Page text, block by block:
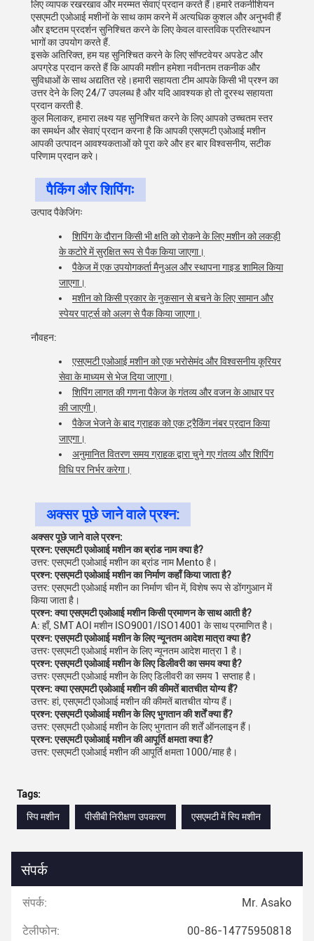
लिए व्यापक रखरखाव और मरम्मत सेवाएं प्रदान करते हैं।हमारे तकनीशियन
एसएमटी एओआई मशीनों के साथ काम करने में अत्यधिक कुशल और अनुभवी हैं
और इष्टतम प्रदर्शन सुनिश्चित करने के लिए केवल वास्तविक प्रतिस्थापन
भागों का उपयोग करते हैं.
इसके अतिरिक्त, हम यह सुनिश्चित करने के लिए सॉफ्टवेयर अपडेट और
अपग्रेड प्रदान करते हैं कि आपकी मशीन हमेशा नवीनतम तकनीक और
सुविधाओं के साथ अद्यतित रहे।हमारी सहायता टीम आपके किसी भी प्रश्न का
उत्तर देने के लिए 24/7 उपलब्ध है और यदि आवश्यक हो तो दूरस्थ सहायता
प्रदान करती है.
कुल मिलाकर, हमारा लक्ष्य यह सुनिश्चित करने के लिए आपको उच्चतम स्तर
का समर्थन और सेवाएं प्रदान करना है कि आपकी एसएमटी एओआई मशीन
आपकी उत्पादन आवश्यकताओं को पूरा करे और हर बार विश्वसनीय, सटीक
परिणाम प्रदान करे।
पैकिंग और शिपिंगः
उत्पाद पैकेजिंगः
शिपिंग के दौरान किसी भी क्षति को रोकने के लिए मशीन को लकड़ी
के कटोरे में सुरक्षित रूप से पैक किया जाएगा।
पैकेज में एक उपयोगकर्ता मैनुअल और स्थापना गाइड शामिल किया
जाएगा।
मशीन को किसी प्रकार के नुकसान से बचने के लिए सामान और
स्पेयर पार्ट्स को अलग से पैक किया जाएगा।
नौवहन:
एसएमटी एओआई मशीन को एक भरोसेमंद और विश्वसनीय कूरियर
सेवा के माध्यम से भेज दिया जाएगा।
शिपिंग लागत की गणना पैकेज के गंतव्य और वजन के आधार पर
की जाएगी।
पैकेज भेजने के बाद ग्राहक को एक ट्रैकिंग नंबर प्रदान किया
जाएगा।
अनुमानित वितरण समय ग्राहक द्वारा चुने गए गंतव्य और शिपिंग
विधि पर निर्भर करेगा।
अक्सर पूछे जाने वाले प्रश्न:
अक्सर पूछे जाने वाले प्रश्न:
प्रश्न: एसएमटी एओआई मशीन का ब्रांड नाम क्या है?
उत्तर: एसएमटी एओआई मशीन का ब्रांड नाम Mento है।
प्रश्न: एसएमटी एओआई मशीन का निर्माण कहाँ किया जाता है?
उत्तर: एसएमटी एओआई मशीन का निर्माण चीन में, विशेष रूप से डोंगगुआन में
किया जाता है।
प्रश्न: क्या एसएमटी एओआई मशीन किसी प्रमाणन के साथ आती है?
A: हाँ, SMT AOI मशीन ISO9001/ISO14001 के साथ प्रमाणित है।
प्रश्न: एसएमटी एओआई मशीन के लिए न्यूनतम आदेश मात्रा क्या है?
उत्तरः एसएमटी एओआई मशीन के लिए न्यूनतम आदेश मात्रा 1 है।
प्रश्न: एसएमटी एओआई मशीन के लिए डिलीवरी का समय क्या है?
उत्तरः एसएमटी एओआई मशीन के लिए डिलीवरी का समय 1 सप्ताह है।
प्रश्न: क्या एसएमटी एओआई मशीन की कीमतें बातचीत योग्य हैं?
उत्तर: हां, एसएमटी एओआई मशीन की कीमतें बातचीत योग्य हैं।
प्रश्न: एसएमटी एओआई मशीन के लिए भुगतान की शर्तें क्या हैं?
उत्तर: एसएमटी एओआई मशीन के लिए भुगतान की शर्तें ऑनलाइन हैं।
प्रश्न: एसएमटी एओआई मशीन की आपूर्ति क्षमता क्या है?
उत्तर: एसएमटी एओआई मशीन की आपूर्ति क्षमता 1000/माह है।
Tags:
स्पि मशीन
पीसीबी निरीक्षण उपकरण एसएमटी में स्पि मशीन
संपर्क
संपर्क: Mr. Asako
टेलीफोन: 00-86-14775950818